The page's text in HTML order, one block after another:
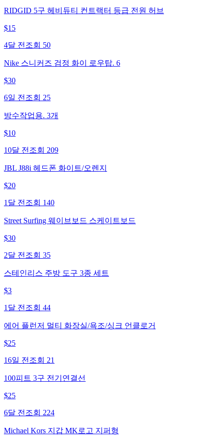
RIDGID 5구 헤비듀티 컨트랙터 등급 전원 허브
$15
4달 전 조회 50
Nike 스니커즈 검정 화이 로우탑. 6
$30
6일 전 조회 25
방수작업용. 3개
$10
10달 전 조회 209
JBL J88i 헤드폰 화이트/오렌지
$20
1달 전 조회 140
Street Surfing 웨이브보드 스케이트보드
$30
2달 전 조회 35
스테인리스 주방 도구 3종 세트
$3
1달 전 조회 44
에어 플런저 멀티 화장실/욕조/싱크 언클로거
$25
16일 전 조회 21
100피트 3구 전기연결선
$25
6달 전 조회 224
Michael Kors 지갑 MK로고 지퍼형